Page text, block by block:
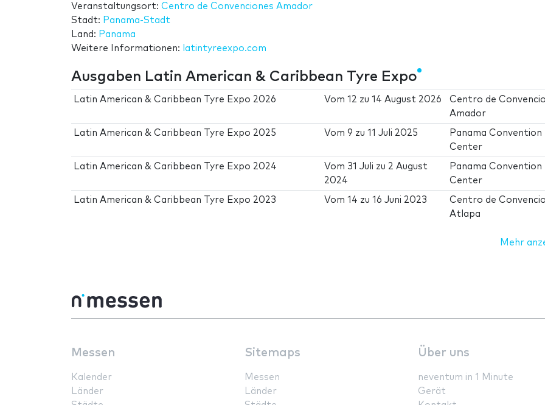
Veranstaltungsort: Centro de Convenciones Amador
Stadt: Panama-Stadt
Land: Panama
Weitere Informationen: latintyreexpo.com
Ausgaben Latin American & Caribbean Tyre Expo
Latin American & Caribbean Tyre Expo 2026 Vom12 zu14 August 2026
Centro de
Amador
Latin American & Caribbean Tyre Expo 2025 Vom9 zu11 Juli 2025
Panama Convention
Center
Latin American & Caribbean Tyre Expo 2024 Vom 31 Juli zu 2 August
2024
Panama Convention
Center
Latin American & Caribbean Tyre Expo 2023 Vom14 zu16 Juni 2023
Centro de
Atlapa
Mehr
Messen
Kalender
Länder
Sitemaps
Messen
Länder
Über uns
neventum in 1 Minute
Gerät